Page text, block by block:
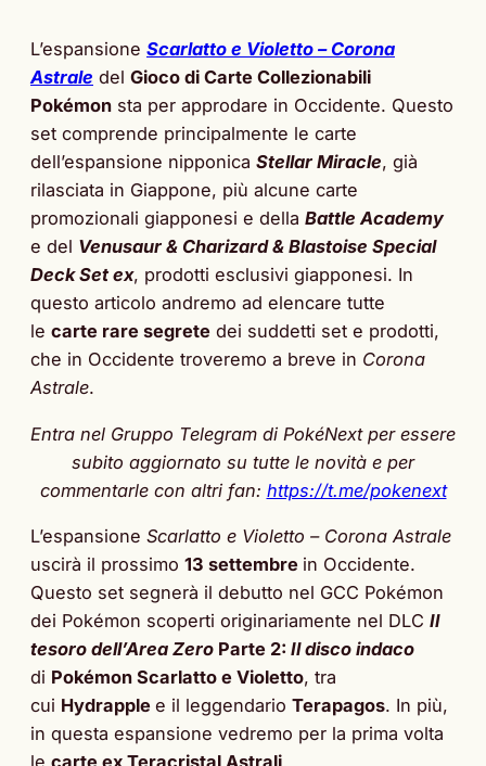
L’espansione Scarlatto e Violetto – Corona
Astrale del Gioco di Carte Collezionabili
Pokémon sta per approdare in Occidente. Questo
set comprende principalmente le carte
dell’espansione nipponica Stellar Miracle, già
rilasciata in Giappone, più alcune carte
promozionali giapponesi e della Battle Academy
e del Venusaur & Charizard & Blastoise Special
Deck Set ex, prodotti esclusivi giapponesi. In
questo articolo andremo ad elencare tutte
le carte rare segrete dei suddetti set e prodotti,
che in Occidente troveremo a breve in Corona
Astrale.
Entra nel Gruppo Telegram di PokéNext per essere
subito aggiornato su tutte le novità e per
commentarle con altri fan: https://t.me/pokenext
L’espansione Scarlatto e Violetto – Corona Astrale
uscirà il prossimo 13 settembre in Occidente.
Questo set segnerà il debutto nel GCC Pokémon
dei Pokémon scoperti originariamente nel DLC Il
tesoro dell’Area Zero Parte 2: Il disco indaco
di Pokémon Scarlatto e Violetto, tra
cui Hydrapple e il leggendario Terapagos. In più,
in questa espansione vedremo per la prima volta